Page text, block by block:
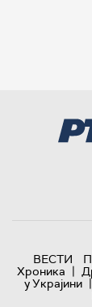
ВЕСТИ
Хроника |
у Украјини |